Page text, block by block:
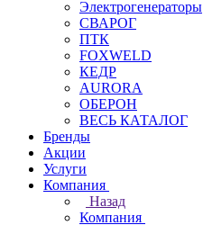
Электрогенераторы
СВАРОГ
ПТК
FOXWELD
КЕДР
AURORA
ОБЕРОН
ВЕСЬ КАТАЛОГ
Бренды
Акции
Услуги
Компания
Назад
Компания